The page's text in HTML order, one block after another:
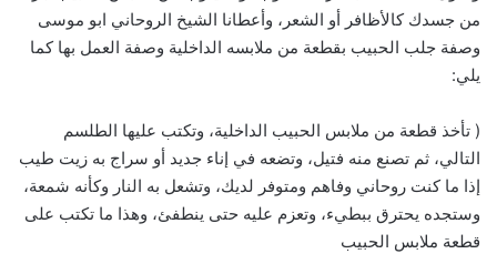
من جسدك كالأظافر أو الشعر، وأعطانا الشيخ الروحاني ابو موسى
وصفة جلب الحبيب بقطعة من ملابسه الداخلية وصفة العمل بها كما
يلي:
( تأخذ قطعة من ملابس الحبيب الداخلية، وتكتب عليها الطلسم
التالي، ثم تصنع منه فتيل، وتضعه في إناء جديد أو سراج به زيت طيب
إذا ما كنت روحاني وفاهم ومتوفر لديك، وتشعل به النار وكأنه شمعة،
وستجده يحترق ببطيء، وتعزم عليه حتى ينطفئ، وهذا ما تكتب على
قطعة ملابس الحبيب